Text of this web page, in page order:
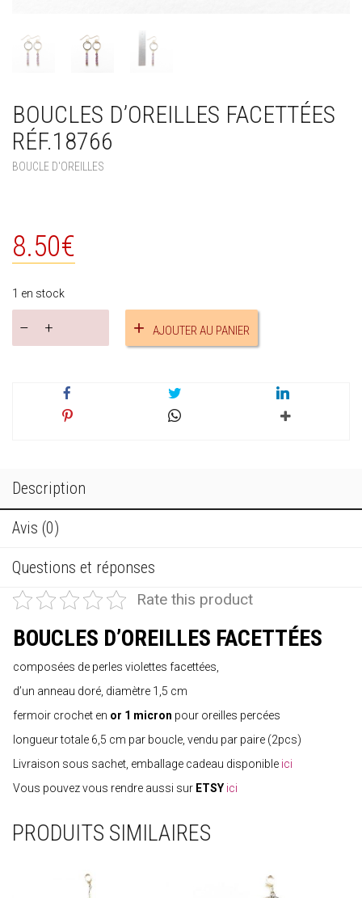
BOUCLES D’OREILLES FACETTÉES
RÉF.18766
BOUCLE D'OREILLES
8.50€
1 en stock
Boucles
AJOUTER AU PANIER
Description
Avis (0)
Questions et réponses
Rate this product
BOUCLES D’OREILLES FACETTÉES
composées de perles violettes facettées,
d’un anneau doré, diamètre 1,5 cm
fermoir crochet en or 1 micron pour oreilles percées
longueur totale 6,5 cm par boucle, vendu par paire (2pcs)
Livraison sous sachet, emballage cadeau disponible ici
Vous pouvez vous rendre aussi sur ETSY ici
PRODUITS SIMILAIRES